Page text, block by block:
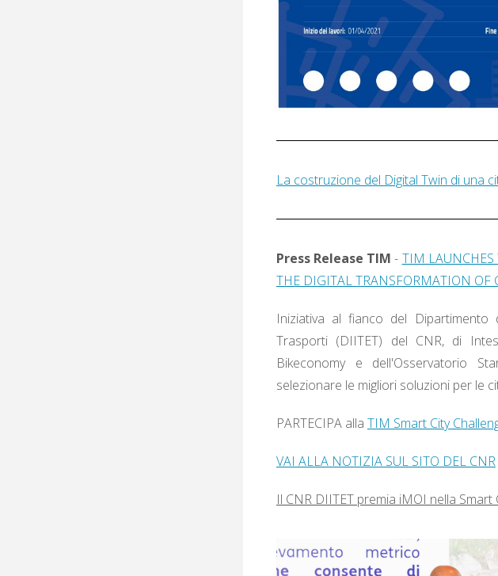
La costruzione del Digital Twin di una
Press Release TIM - TIM LAUNCHES
THE DIGITAL TRANSFORMATION OF
Iniziativa al fianco del
Trasporti (DIITET) del CNR, di
Bikeconomy e dell'Osservatorio
selezionare le migliori soluzioni per le
PARTECIPA alla TIM Smart City
VAI ALLA NOTIZIA SUL SITO DEL CNR
Il CNR DIITET premia iMOI nella Smart